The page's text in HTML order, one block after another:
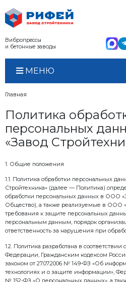
Вибропрессы
и бетонные заводы
Главная
Политика
«Завод
1.1. Политика обработки
Стройтехника» (далее —